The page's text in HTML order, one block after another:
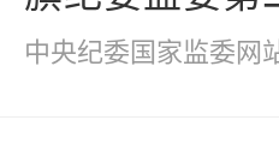
中央纪委国家监委网